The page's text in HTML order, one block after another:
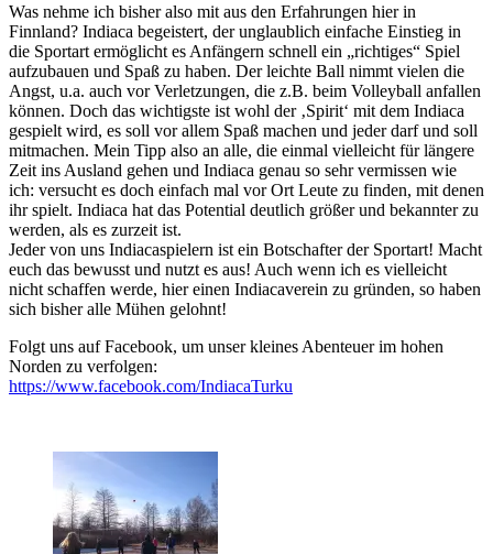
Was nehme ich bisher also mit aus den Erfahrungen hier in
Finnland? Indiaca begeistert, der unglaublich einfache Einstieg in
die Sportart ermöglicht es Anfängern schnell ein „richtiges“ Spiel
aufzubauen und Spaß zu haben. Der leichte Ball nimmt vielen die
Angst, u.a. auch vor Verletzungen, die z.B. beim Volleyball anfallen
können. Doch das wichtigste ist wohl der ‚Spirit‘ mit dem Indiaca
gespielt wird, es soll vor allem Spaß machen und jeder darf und soll
mitmachen. Mein Tipp also an alle, die einmal vielleicht für längere
Zeit ins Ausland gehen und Indiaca genau so sehr vermissen wie
ich: versucht es doch einfach mal vor Ort Leute zu finden, mit denen
ihr spielt. Indiaca hat das Potential deutlich größer und bekannter zu
werden, als es zurzeit ist.
Jeder von uns Indiacaspielern ist ein Botschafter der Sportart! Macht
euch das bewusst und nutzt es aus! Auch wenn ich es vielleicht
nicht schaffen werde, hier einen Indiacaverein zu gründen, so haben
sich bisher alle Mühen gelohnt!
Folgt uns auf Facebook, um unser kleines Abenteuer im hohen
Norden zu verfolgen:
https://www.facebook.com/IndiacaTurku